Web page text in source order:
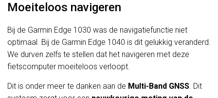
Moeiteloos navigeren
Bij de Garmin Edge 1030 was de navigatiefunctie niet
optimaal. Bij de Garmin Edge 1040 is dit gelukkig veranderd.
We durven zelfs te stellen dat het navigeren met deze
fietscomputer moeiteloos verloopt.
Dit is onder meer te danken aan de Multi-Band GNSS. Dit